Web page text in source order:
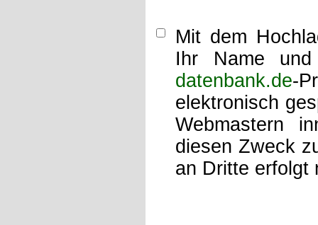
Mit dem
Ihr Name
datenbank.de-
elektronisch
Webmastern
diesen Zweck
an Dritte erfolgt